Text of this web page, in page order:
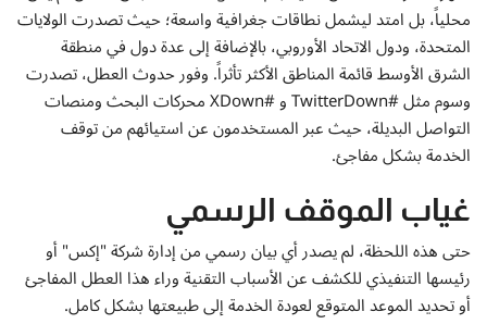
محلياً، بل امتد ليشمل نطاقات جغرافية واسعة؛ حيث تصدرت الولايات
المتحدة، ودول الاتحاد الأوروبي، بالإضافة إلى عدة دول في منطقة
الشرق الأوسط قائمة المناطق الأكثر تأثراً. وفور حدوث العطل، تصدرت
وسوم مثل #TwitterDown و #XDown محركات البحث ومنصات
التواصل البديلة، حيث عبر المستخدمون عن استيائهم من توقف
الخدمة بشكل مفاجئ.
غياب الموقف الرسمي
حتى هذه اللحظة، لم يصدر أي بيان رسمي من إدارة شركة "إكس" أو
رئيسها التنفيذي للكشف عن الأسباب التقنية وراء هذا العطل المفاجئ
أو تحديد الموعد المتوقع لعودة الخدمة إلى طبيعتها بشكل كامل.